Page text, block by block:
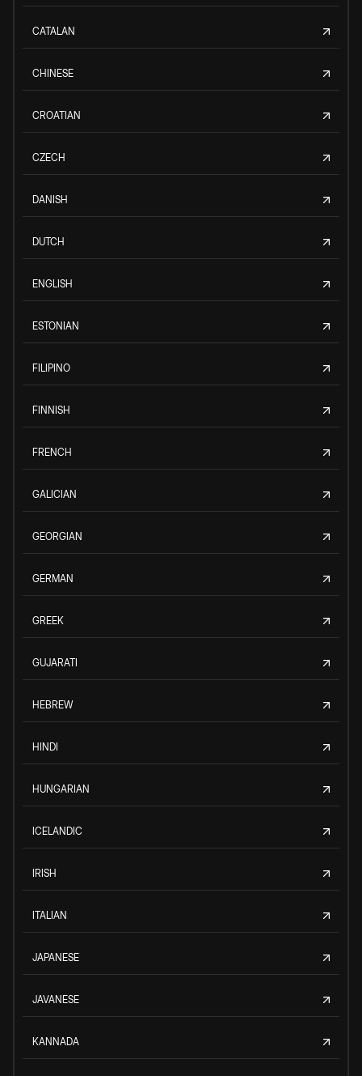
CATALAN
CHINESE
CROATIAN
CZECH
DANISH
DUTCH
ENGLISH
ESTONIAN
FILIPINO
FINNISH
FRENCH
GALICIAN
GEORGIAN
GERMAN
GREEK
GUJARATI
HEBREW
HINDI
HUNGARIAN
ICELANDIC
IRISH
ITALIAN
JAPANESE
JAVANESE
KANNADA